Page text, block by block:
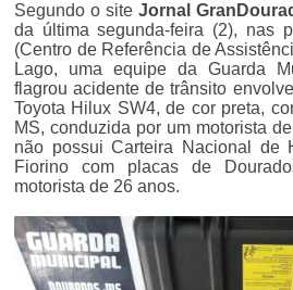
Segundo o site Jornal
da última segunda-feira (2), nas
(Centro de Referência de
Lago, uma equipe da Guarda
flagrou acidente de trânsito
Toyota Hilux SW4, de cor preta,
MS, conduzida por um motorista
não possui Carteira Nacional de
Fiorino com placas de
motorista de 26 anos.